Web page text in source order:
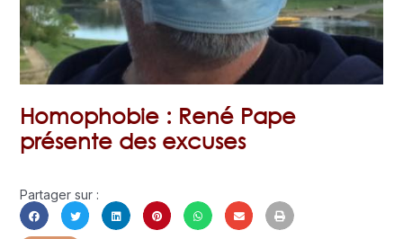
Homophobie : René Pape
présente des excuses
Partager sur :